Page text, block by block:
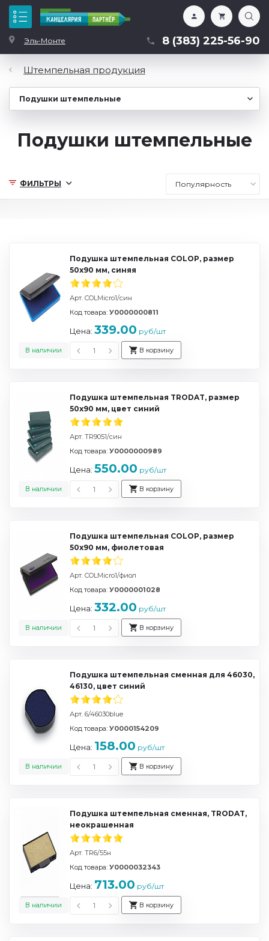
Эль-Монте 8 (383) 225-56-90
Каталог
ФИЛЬТРЫ
Штемпельная продукция
Подушки штемпельные
Подушка штемпельная COLOP, размер
50х90 мм, синяя
Арт. COLMicro1/син
В наличии
Код товара: У0000000811
Цена: 339.00 руб/шт
В корзину
Подушка штемпельная TRODAT, размер
50х90 мм, цвет синий
Арт. TR9051/син
В наличии
Код товара: У0000000989
Цена: 550.00 руб/шт
В корзину
Подушка штемпельная COLOP, размер
50х90 мм, фиолетовая
Арт. COLMicro1/фиол
В наличии
Код товара: У0000001028
Цена: 332.00 руб/шт
В корзину
Подушка штемпельная сменная для 46030,
46130, цвет синий
Арт. 6/46030blue
В наличии
Код товара: У0000154209
Цена: 158.00 руб/шт
В корзину
Подушка штемпельная сменная, TRODAT,
неокрашенная
Арт. TR6/55н
В наличии
Код товара: У0000032343
Цена: 713.00 руб/шт
В корзину